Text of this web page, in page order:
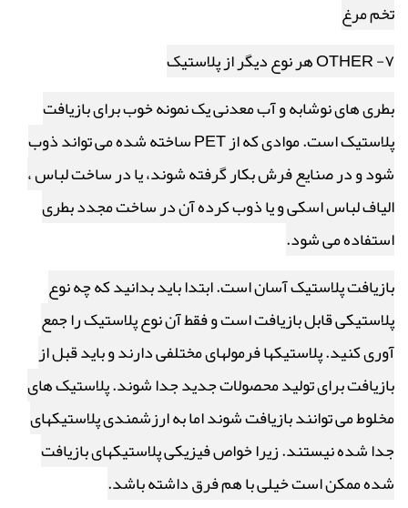
تخم مرغ
۷- OTHER هر نوع دیگر از پلاستیک
بطری های نوشابه و آب معدنی یک نمونه خوب برای بازیافت
پلاستیک است. موادی که از PET ساخته شده می تواند ذوب
شود و در صنایع فرش بکار گرفته شوند، یا در ساخت لباس ،
الیاف لباس اسکی و یا ذوب کرده آن در ساخت مجدد بطری
استفاده می شود.
بازیافت پلاستیک آسان است. ابتدا باید بدانید که چه نوع
پلاستیکی قابل بازیافت است و فقط آن نوع پلاستیک را جمع
آوری کنید. پلاستیکها فرمولهای مختلفی دارند و باید قبل از
بازیافت برای تولید محصولات جدید جدا شوند. پلاستیک های
مخلوط می توانند بازیافت شوند اما به ارزشمندی پلاستیکهای
جدا شده نیستند. زیرا خواص فیزیکی پلاستیکهای بازیافت
شده ممکن است خیلی با هم فرق داشته باشد.